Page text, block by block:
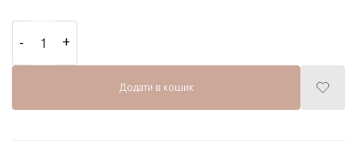
5
ціна:
Додати в кошик